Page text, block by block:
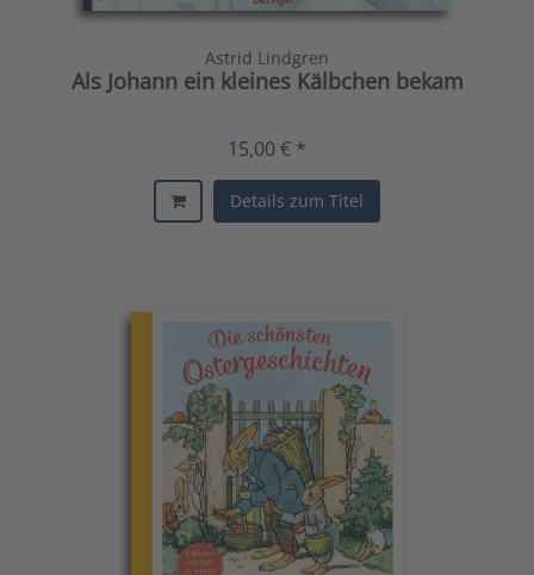
Astrid Lindgren
Als Johann ein kleines Kälbchen bekam
15,00 € *
Details zum Titel